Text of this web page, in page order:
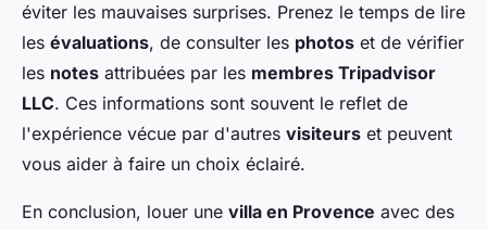
éviter les mauvaises surprises. Prenez le temps de lire
les évaluations, de consulter les photos et de vérifier
les notes attribuées par les membres Tripadvisor
LLC. Ces informations sont souvent le reflet de
l'expérience vécue par d'autres visiteurs et peuvent
vous aider à faire un choix éclairé.
En conclusion, louer une villa en Provence avec des